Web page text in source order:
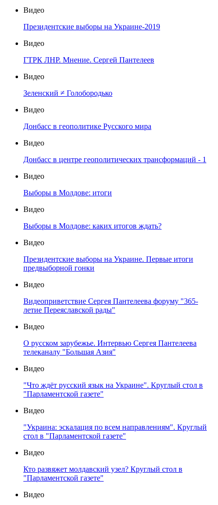
Видео
Президентские выборы на Украине-2019
Видео
ГТРК ЛНР. Мнение. Сергей Пантелеев
Видео
Зеленский ≠ Голобородько
Видео
Донбасс в геополитике Русского мира
Видео
Донбасс в центре геополитических трансформаций - 1
Видео
Выборы в Молдове: итоги
Видео
Выборы в Молдове: каких итогов ждать?
Видео
Президентские выборы на Украине. Первые итоги
предвыборной гонки
Видео
Видеоприветствие Сергея Пантелеева форуму "365-
летие Переяславской рады"
Видео
О русском зарубежье. Интервью Сергея Пантелеева
телеканалу "Большая Азия"
Видео
"Что ждёт русский язык на Украине". Круглый стол в
"Парламентской газете"
Видео
"Украина: эскалация по всем направлениям". Круглый
стол в "Парламентской газете"
Видео
Кто развяжет молдавский узел? Круглый стол в
"Парламентской газете"
Видео